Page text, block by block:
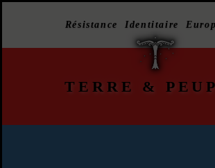
Résistance Identitaire
TERRE &